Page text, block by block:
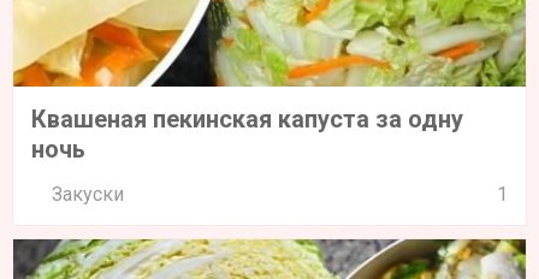
Квашеная пекинская капуста за одну
ночь
Закуски 1